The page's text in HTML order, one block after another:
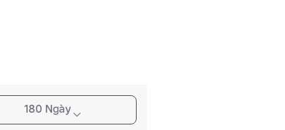
180 Ngày